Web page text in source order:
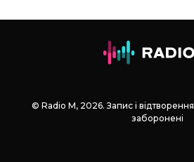
© Radio М, 2026. Запис і
заборонені